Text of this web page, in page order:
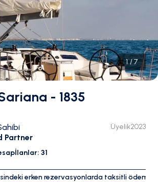
1/7
- 1835
Partner
Üyelik2023
İlanlar: 31
erken rezervasyonlarda taksitli ödeme